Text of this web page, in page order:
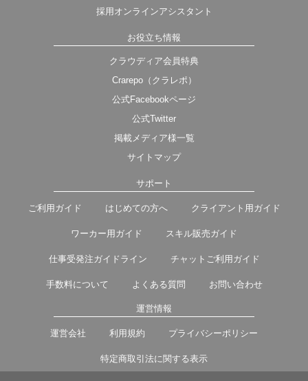
採用オンラインアシスタント
お役立ち情報
クラウディア会員特典
Crarepo（クラレポ）
公式Facebookページ
公式Twitter
掲載メディア様一覧
サイトマップ
サポート
ご利用ガイド はじめての方へ クライアント用ガイド
ワーカー用ガイド スキル販売ガイド
仕事受発注ガイドライン チャットご利用ガイド
手数料について よくある質問 お問い合わせ
運営情報
運営会社 利用規約 プライバシーポリシー
特定商取引法に関する表示